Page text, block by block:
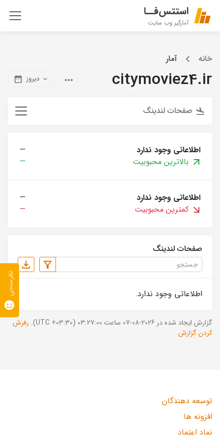
استتس‌فــا
آمارگیر وب سایت
خانه آمار
citymoviez4.ir دیروز
صفحات لندینگ
اطلاعاتی وجود ندارد
—
بالاترین محبوبیت
—
اطلاعاتی وجود ندارد
—
کمترین محبوبیت
—
صفحات لندینگ
اطلاعاتی وجود ندارد.
گزارش ایجاد شده در 2026-08-07 ساعت 03:27:00 (UTC +03:30).
رفرش
کردن گزارش
توسعه دهندگان
افزونه ها
نماد اعتماد
نظرسنجی